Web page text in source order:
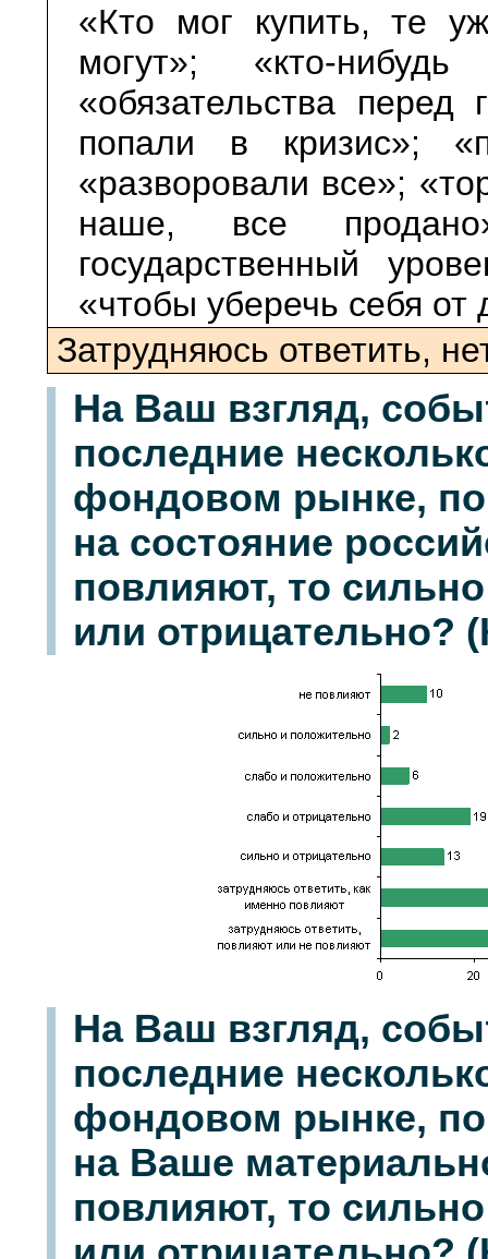
«Кто мог купить, те
могут»; «кто-
«обязательства перед
попали в кризис»;
«разворовали все»;
наше, все
государственный
«чтобы уберечь себя от
Затрудняюсь ответить,
На Ваш взгляд,
последние
фондовом рынке,
на состояние
повлияют, то
или отрицательно?
На Ваш взгляд,
последние
фондовом рынке,
на Ваше
повлияют, то